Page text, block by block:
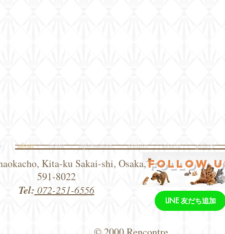
about menu information contact access gallery
follow
Kita-ku Sakai-shi, Osaka,
591-8022
Tel: 072-251-6556
LINE 友だち追加